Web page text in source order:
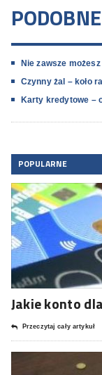
Nie zawsze
Czynny żal – koło
Karty kredytowe –
POPULARNE
Jakie konto
Przeczytaj cały artykuł